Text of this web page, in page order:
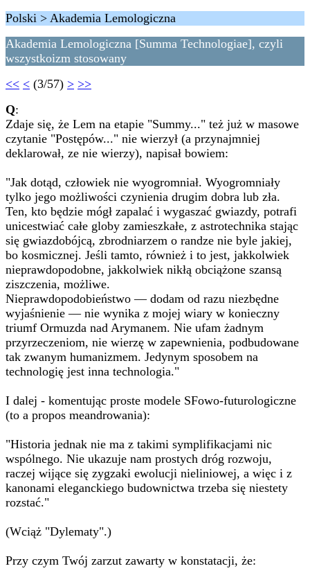
Polski > Akademia Lemologiczna
Akademia Lemologiczna [Summa Technologiae], czyli
wszystkoizm stosowany
<< < (3/57) > >>
Q:
Zdaje się, że Lem na etapie "Summy..." też już w masowe
czytanie "Postępów..." nie wierzył (a przynajmniej
deklarował, ze nie wierzy), napisał bowiem:
"Jak dotąd, człowiek nie wyogromniał. Wyogromniały
tylko jego możliwości czynienia drugim dobra lub zła.
Ten, kto będzie mógł zapalać i wygaszać gwiazdy, potrafi
unicestwiać całe globy zamieszkałe, z astrotechnika stając
się gwiazdobójcą, zbrodniarzem o randze nie byle jakiej,
bo kosmicznej. Jeśli tamto, również i to jest, jakkolwiek
nieprawdopodobne, jakkolwiek nikłą obciążone szansą
ziszczenia, możliwe.
Nieprawdopodobieństwo — dodam od razu niezbędne
wyjaśnienie — nie wynika z mojej wiary w konieczny
triumf Ormuzda nad Arymanem. Nie ufam żadnym
przyrzeczeniom, nie wierzę w zapewnienia, podbudowane
tak zwanym humanizmem. Jedynym sposobem na
technologię jest inna technologia."
I dalej - komentując proste modele SFowo-futurologiczne
(to a propos meandrowania):
"Historia jednak nie ma z takimi symplifikacjami nic
wspólnego. Nie ukazuje nam prostych dróg rozwoju,
raczej wijące się zygzaki ewolucji nieliniowej, a więc i z
kanonami eleganckiego budownictwa trzeba się niestety
rozstać."
(Wciąż "Dylematy".)
Przy czym Twój zarzut zawarty w konstatacji, że: